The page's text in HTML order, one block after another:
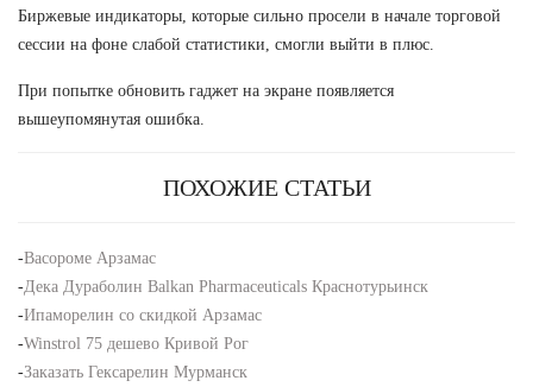
Биржевые индикаторы, которые сильно просели в начале торговой
сессии на фоне слабой статистики, смогли выйти в плюс.
При попытке обновить гаджет на экране появляется
вышеупомянутая ошибка.
ПОХОЖИЕ СТАТЬИ
-Васороме Арзамас
-Дека Дураболин Balkan Pharmaceuticals Краснотурьинск
-Ипаморелин со скидкой Арзамас
-Winstrol 75 дешево Кривой Рог
-Заказать Гексарелин Мурманск